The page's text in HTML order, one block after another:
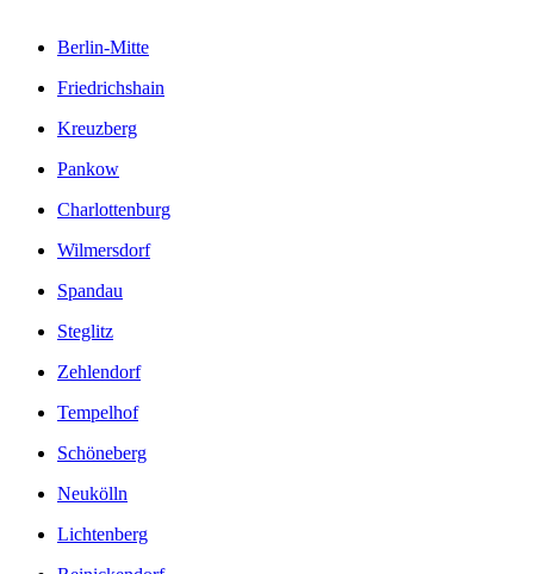
Berlin-Mitte
Friedrichshain
Kreuzberg
Pankow
Charlottenburg
Wilmersdorf
Spandau
Steglitz
Zehlendorf
Tempelhof
Schöneberg
Neukölln
Lichtenberg